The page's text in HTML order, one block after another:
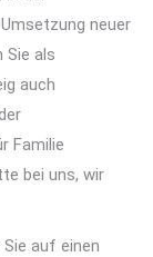
neuer
Sie als
auch
Familie
bei uns, wir
auf einen